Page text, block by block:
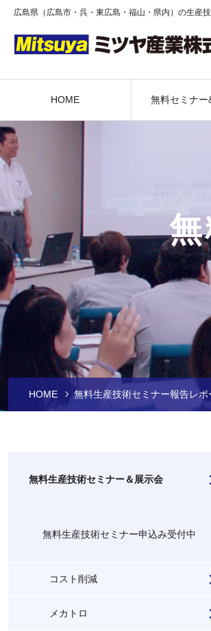
広島県（広島市・呉・東広島・福山・県内）の生産
HOME 無料セミナー
HOME 無料生産技術セミナー報告レポ
無料生産技術セミナー＆展示会
無料生産技術セミナー申込み受付中
コスト削減
メカトロ